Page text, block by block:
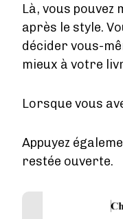
Là, vous pouvez
après le style.
décider vous-
mieux à votre
Lorsque vous
Appuyez
restée ouverte.
Image